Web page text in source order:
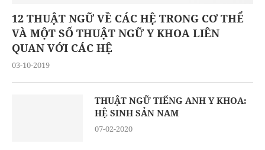
12 THUẬT NGỮ VỀ CÁC HỆ TRONG CƠ THỂ
VÀ MỘT SỐ THUẬT NGỮ Y KHOA LIÊN
QUAN VỚI CÁC HỆ
03-10-2019
THUẬT NGỮ TIẾNG ANH Y KHOA:
HỆ SINH SẢN NAM
07-02-2020